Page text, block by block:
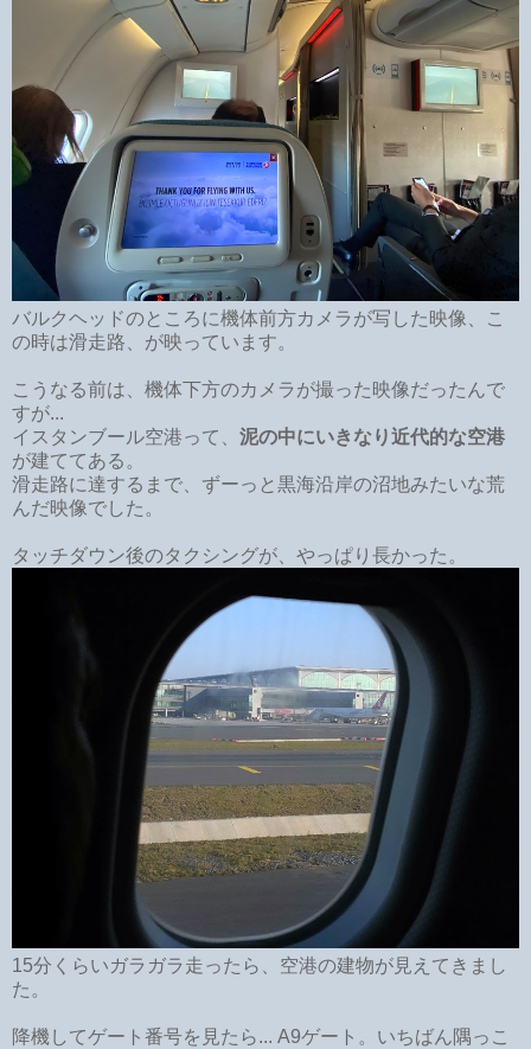
バルクヘッドのところに機体前方カメラが写した映像、こ
の時は滑走路、が映っています。
こうなる前は、機体下方のカメラが撮った映像だったんで
すが...
イスタンブール空港って、 泥の中にいきなり近代的な空港
が建ててある。
滑走路に達するまで、ずーっと黒海沿岸の沼地みたいな荒
んだ映像でした。
タッチダウン後のタクシングが、やっぱり長かった。
15分くらいガラガラ走ったら、空港の建物が見えてきまし
た。
降機してゲート番号を見たら... A9ゲート。いちばん隅っこ